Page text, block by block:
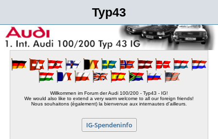
Typ43
Willkommen im Forum der Audi 100/200 - Typ43 - IG!
We would also like to extend a very warm welcome to all our foreign friends!
Nous souhaitons (également) la bienvenue aux internautes d'ailleurs.
IG-Spendeninfo